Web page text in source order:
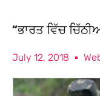
“ਭਾਰਤ ਵਿੱਚ
July 12, 2018